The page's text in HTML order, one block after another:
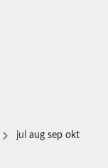
jul aug sep okt